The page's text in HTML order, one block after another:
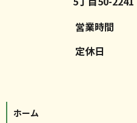
営業時間
定休日
ホーム